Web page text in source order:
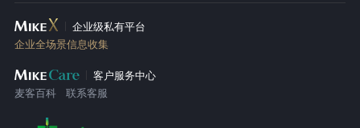
企业级私有平台
企业全场景信息收集
客户服务中心
麦客百科
联系客服